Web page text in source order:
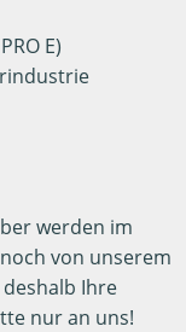
E)
werden im
von unserem
Ihre
nur an uns!